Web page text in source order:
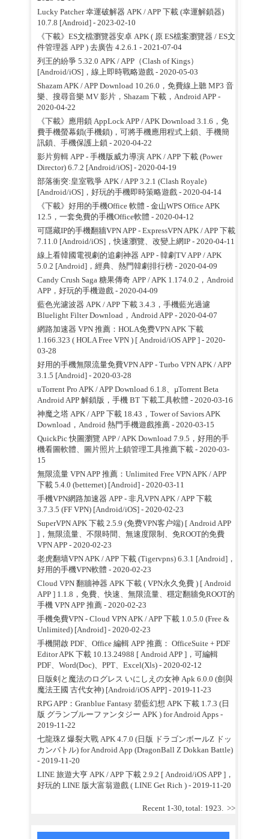
Lucky Patcher 幸運破解器 APK / APP 下載 (幸運解鎖器)
10.7.8 [Android] - 2023-02-10
《下載》ES文檔瀏覽器安卓 APK ( 原 ES檔案瀏覽器 / ES文
件管理器 APP ) 去廣告 4.2.6.1 - 2021-07-04
列王的紛爭 5.32.0 APK / APP（Clash of Kings）
[Android/iOS]，線上即時戰略遊戲- 2020-05-03
Shazam APK / APP Download 10.26.0，免費線上聽 MP3 音
樂、搜尋音樂 MV 影片，Shazam 下載，Android APP-
2020-04-22
《下載》應用鎖 AppLock APP / APK Download 3.1.6，免
費手機螢幕鎖(手機鎖)，可將手機應用程式上鎖、手機簡
訊鎖、手機保護上鎖 - 2020-04-22
影片剪輯 APP - 手機版威力導演 APK / APP 下載 (Power
Director) 6.7.2 [Android/iOS]- 2020-04-19
部落衝突:皇室戰爭 APK / APP 3.2.1 (Clash Royale)
[Android/iOS]，好玩的手機即時策略遊戲- 2020-04-14
《下載》好用的手機Office 軟體 - 金山WPS Office APK
12.5，一套免費的手機Office軟體 - 2020-04-12
可隱藏IP的手機翻牆VPN APP - ExpressVPN APK / APP 下載
7.11.0 [Android/iOS]，快速瀏覽、改變上網IP- 2020-04-11
線上看韓國電視劇的追劇神器 APP - 韓劇TV APP / APK
5.0.2 [Android]，經典、熱門韓劇排行榜- 2020-04-09
Candy Crush Saga 糖果傳奇 APP / APK 1.174.0.2，Android
APP，好玩的手機遊戲- 2020-04-09
藍色光濾波器 APK / APP 下載 3.4.3，手機藍光過濾
Bluelight Filter Download，Android APP- 2020-04-07
網路加速器 VPN 推薦：HOLA免费VPN APK 下載
1.166.323 ( HOLA Free VPN ) [ Android/iOS APP ]- 2020-
03-28
好用的手機無限流量免費VPN APP - Turbo VPN APK / APP
3.1.5 [Android]- 2020-03-28
uTorrent Pro APK / APP Download 6.1.8、µTorrent Beta
Android APP 解鎖版，手機 BT 下載工具軟體 - 2020-03-16
神魔之塔 APK / APP 下載 18.43，Tower of Saviors APK
Download，Android 熱門手機遊戲推薦- 2020-03-15
QuickPic 快圖瀏覽 APP / APK Download 7.9.5，好用的手
機看圖軟體、圖片照片上鎖管理工具推薦下載- 2020-03-
15
無限流量 VPN APP 推薦：Unlimited Free VPN APK / APP
下載 5.4.0 (betternet) [Android]- 2020-03-11
手機VPN網路加速器 APP - 非凡VPN APK / APP 下載
3.7.3.5 (FF VPN) [Android/iOS]- 2020-02-23
SuperVPN APK 下載 2.5.9 (免费VPN客户端) [ Android APP
]，無限流量、不限時間、無速度限制、免ROOT的免費
VPN APP- 2020-02-23
老虎翻墙VPN APK / APP 下載 (Tigervpns) 6.3.1 [Android]，
好用的手機VPN軟體 - 2020-02-23
Cloud VPN 翻牆神器 APK 下載 ( VPN永久免費 ) [ Android
APP ] 1.1.8，免費、快速、無限流量、穩定翻牆免ROOT的
手機 VPN APP 推薦- 2020-02-23
手機免費VPN - Cloud VPN APK / APP 下載 1.0.5.0 (Free &
Unlimited) [Android]- 2020-02-23
手機開啟 PDF、Office 編輯 APP 推薦： OfficeSuite + PDF
Editor APK 下載 10.13.24988 [ Android APP ]，可編輯
PDF、Word(Doc)、PPT、Excel(Xls)- 2020-02-12
日版剣と魔法のログレス いにしえの女神 Apk 6.0.0 (劍與
魔法王國 古代女神) [Android/iOS APP]- 2019-11-23
RPG APP：Granblue Fantasy 碧藍幻想 APK 下載 1.7.3 (日
版 グランブルーファンタジー APK ) for Android Apps -
2019-11-22
七龍珠Z 爆裂大戰 APK 4.7.0 (日版 ドラゴンボールZ ドッ
カンバトル) for Android App (DragonBall Z Dokkan Battle)
- 2019-11-20
LINE 旅遊大亨 APK / APP 下載 2.9.2 [ Android/iOS APP ]，
好玩的 LINE 版大富翁遊戲 ( LINE Get Rich )- 2019-11-20
Recent 1-30, total: 1923. >>